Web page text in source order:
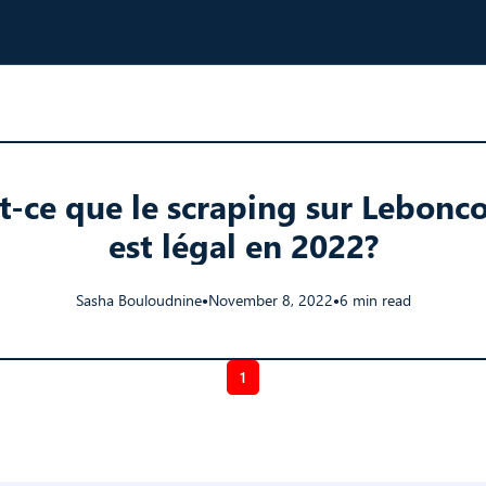
ce que le scraping sur
est légal en 2022?
Sasha Bouloudnine●November 8, 2022●6 min read
1